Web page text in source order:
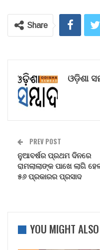
Share
ଓଡ଼ିଶା
PREV POST
ନୁଆବର୍ଷର ପ୍ରଥମ ଦିନରେ
ରାମଲାଲାଙ୍କ ପାଖେ ଲାଗି
୫୬ ପ୍ରକାରର ପ୍ରସାଦ
YOU MIGHT